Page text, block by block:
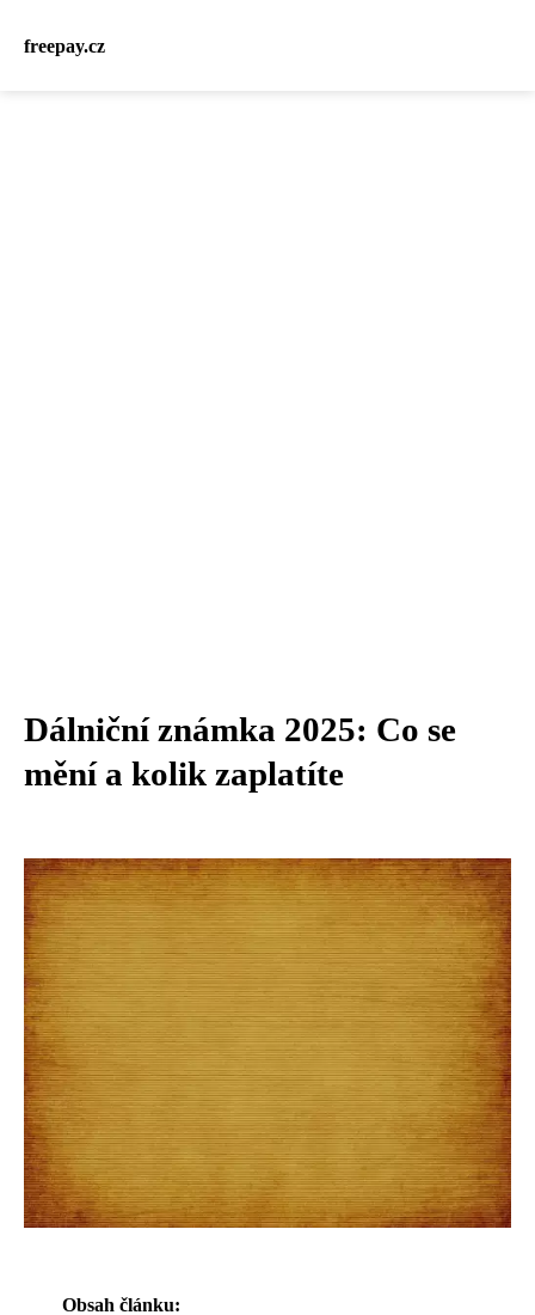
freepay.cz
Dálniční známka 2025: Co se
mění a kolik zaplatíte
Obsah článku: